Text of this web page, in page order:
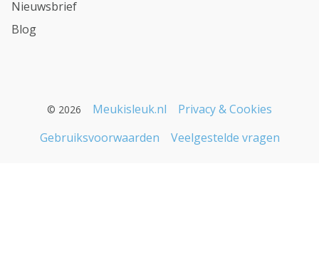
Nieuwsbrief
Blog
© 2026 Meukisleuk.nl
Privacy & Cookies
Gebruiksvoorwaarden
Veelgestelde vragen